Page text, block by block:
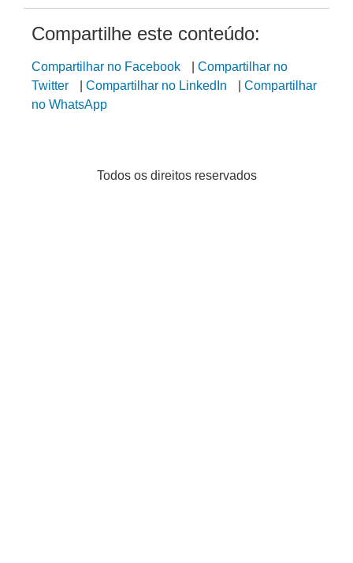
Compartilhe este conteúdo:
Compartilhar no Facebook
Compartilhar no
Twitter
Compartilhar no LinkedIn
Compartilhar
no WhatsApp
Todos os direitos reservados